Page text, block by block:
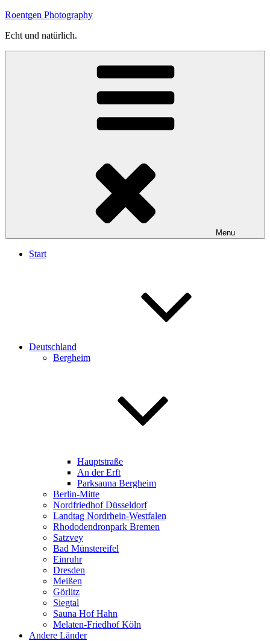
Skip
content
Roentgen Photography
Echt und natürlich.
Menu
Start
Deutschland
Bergheim
Hauptstraße
An der Erft
Parksauna Bergheim
Berlin-Mitte
Nordfriedhof Düsseldorf
Landtag Nordrhein-Westfalen
Rhododendronpark Bremen
Satzvey
Bad Münstereifel
Einruhr
Dresden
Meißen
Görlitz
Siegtal
Sauna Hof Hahn
Melaten-Friedhof Köln
Andere Länder